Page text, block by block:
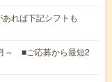
れば下記シフトも
～ ■ご応募から最短2